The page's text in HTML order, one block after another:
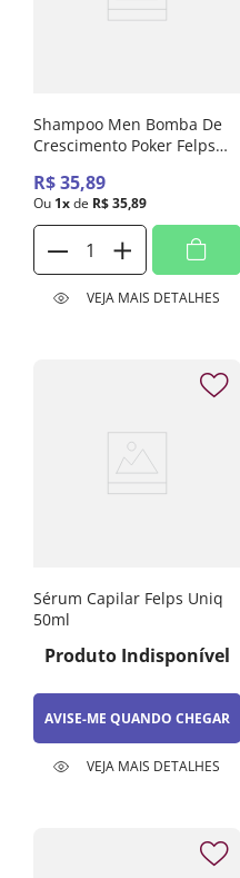
Shampoo Men Bomba De
Crescimento Poker Felps
R$35,89
Ou 1xde R$35,89
VEJA MAIS DETALHES
Sérum Capilar Felps Uniq
50ml
Produto Indisponível
AVISE-ME QUANDO CHEGAR
VEJA MAIS DETALHES